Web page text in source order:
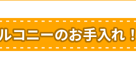
コニーのお手入れ！